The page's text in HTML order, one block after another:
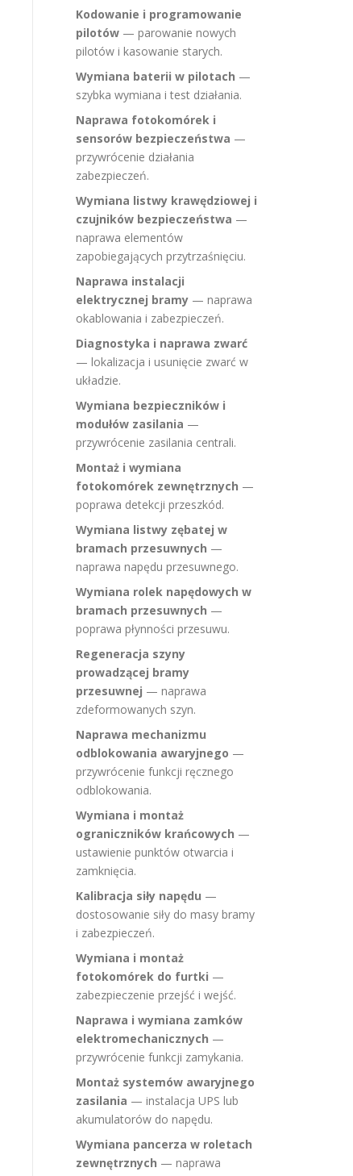
Kodowanie i programowanie
pilotów — parowanie nowych
pilotów i kasowanie starych.
Wymiana baterii w pilotach —
szybka wymiana i test działania.
Naprawa fotokomórek i
sensorów bezpieczeństwa —
przywrócenie działania
zabezpieczeń.
Wymiana listwy krawędziowej i
czujników bezpieczeństwa —
naprawa elementów
zapobiegających przytrzaśnięciu.
Naprawa instalacji
elektrycznej bramy — naprawa
okablowania i zabezpieczeń.
Diagnostyka i naprawa zwarć
— lokalizacja i usunięcie zwarć w
układzie.
Wymiana bezpieczników i
modułów zasilania —
przywrócenie zasilania centrali.
Montaż i wymiana
fotokomórek zewnętrznych —
poprawa detekcji przeszkód.
Wymiana listwy zębatej w
bramach przesuwnych —
naprawa napędu przesuwnego.
Wymiana rolek napędowych w
bramach przesuwnych —
poprawa płynności przesuwu.
Regeneracja szyny
prowadzącej bramy
przesuwnej — naprawa
zdeformowanych szyn.
Naprawa mechanizmu
odblokowania awaryjnego —
przywrócenie funkcji ręcznego
odblokowania.
Wymiana i montaż
ograniczników krańcowych —
ustawienie punktów otwarcia i
zamknięcia.
Kalibracja siły napędu —
dostosowanie siły do masy bramy
i zabezpieczeń.
Wymiana i montaż
fotokomórek do furtki —
zabezpieczenie przejść i wejść.
Naprawa i wymiana zamków
elektromechanicznych —
przywrócenie funkcji zamykania.
Montaż systemów awaryjnego
zasilania — instalacja UPS lub
akumulatorów do napędu.
Wymiana pancerza w roletach
zewnętrznych — naprawa